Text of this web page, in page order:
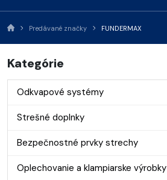
Predávané značky FUNDERMAX
Kategórie
Odkvapové systémy
Strešné doplnky
Bezpečnostné prvky strechy
Oplechovanie a klampiarske výrobky